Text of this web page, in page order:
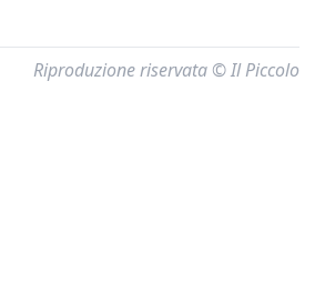
Riproduzione riservata © Il Piccolo